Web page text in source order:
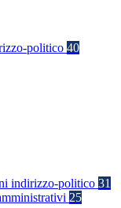
politico 40
indirizzo-politico 31
25